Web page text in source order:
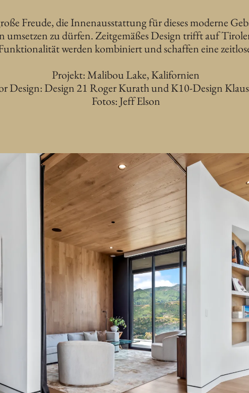
Freude, die Innenausstattung für dieses moderne
umsetzen zu dürfen. Zeitgemäßes Design trifft auf
werden kombiniert und schaffen eine
Projekt: Malibou Lake, Kalifornien
Design: Design 21 Roger Kurath und K10-Design
Fotos: Jeff Elson